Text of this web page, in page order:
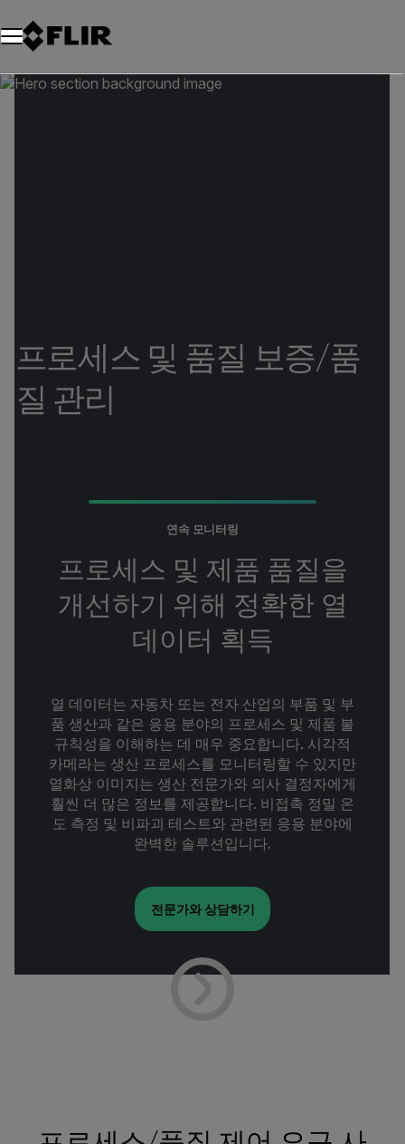
프로세스 및 품질 보증/품
질 관리
연속 모니터링
프로세스 및 제품 품질을
개선하기 위해 정확한 열
데이터 획득
열 데이터는 자동차 또는 전자 산업의 부품 및 부
품 생산과 같은 응용 분야의 프로세스 및 제품 불
규칙성을 이해하는 데 매우 중요합니다. 시각적
카메라는 생산 프로세스를 모니터링할 수 있지만
열화상 이미지는 생산 전문가와 의사 결정자에게
훨씬 더 많은 정보를 제공합니다. 비접촉 정밀 온
도 측정 및 비파괴 테스트와 관련된 응용 분야에
완벽한 솔루션입니다.
전문가와 상담하기